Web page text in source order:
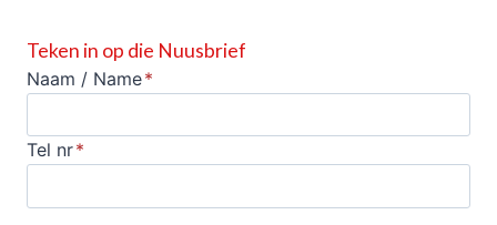
Teken in op die Nuusbrief
Naam / Name*
Tel nr*